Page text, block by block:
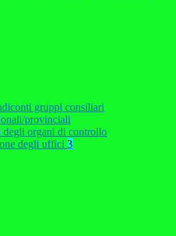
gruppi consiliari
provinciali
degli organi di controllo
degli uffici 3